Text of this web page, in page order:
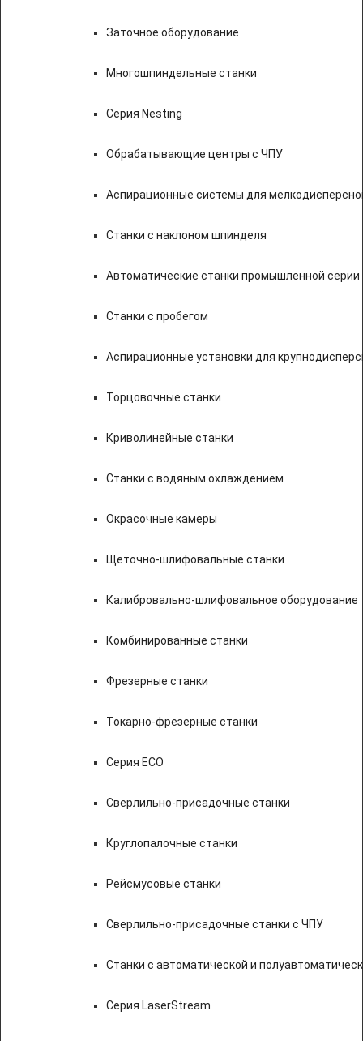
Заточное оборудование
Многошпиндельные станки
Серия Nesting
Обрабатывающие центры с ЧПУ
Аспирационные системы для
Станки с наклоном шпинделя
Автоматические станки промышленной серии
Станки с пробегом
Аспирационные установки для
Торцовочные станки
Криволинейные станки
Станки с водяным охлаждением
Окрасочные камеры
Щеточно-шлифовальные станки
Калибровально-шлифовальное оборудование
Комбинированные станки
Фрезерные станки
Токарно-фрезерные станки
Серия ECO
Сверлильно-присадочные станки
Круглопалочные станки
Рейсмусовые станки
Сверлильно-присадочные станки с ЧПУ
Станки с автоматической и
Серия LaserStream